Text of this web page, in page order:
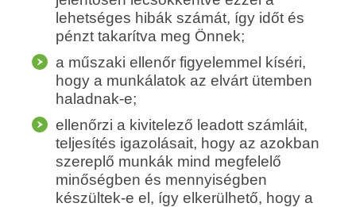
lehetséges hibák számát, így időt és
pénzt takarítva meg Önnek;
a műszaki ellenőr figyelemmel kíséri,
hogy a munkálatok az elvárt ütemben
haladnak-e;
ellenőrzi a kivitelező leadott számláit,
teljesítés igazolásait, hogy az azokban
szereplő munkák mind megfelelő
minőségben és mennyiségben
készültek-e el, így elkerülhető, hogy a